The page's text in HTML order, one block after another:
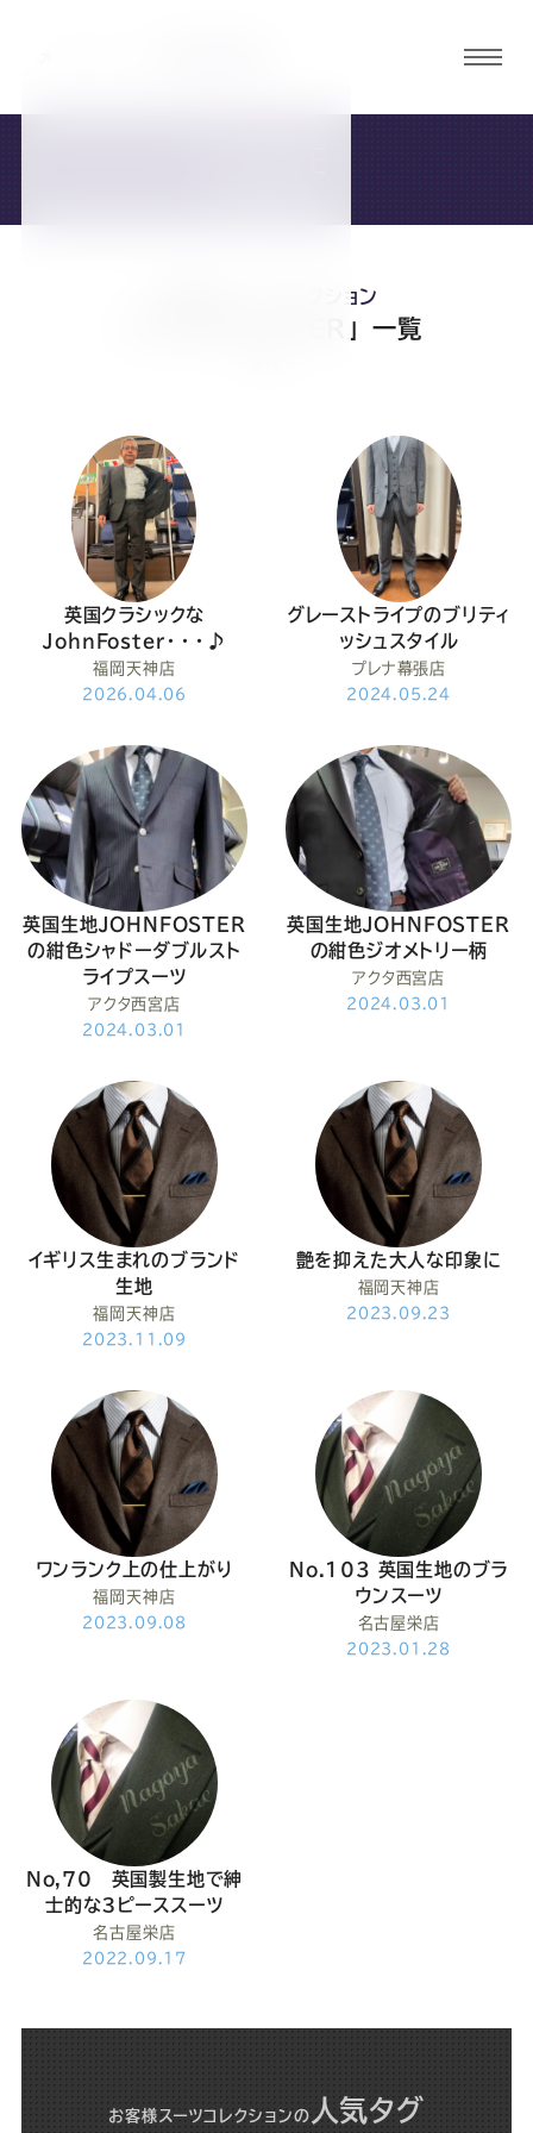
ダ
ー
ス
ー
ツ
SADA
の
公
式
Youtube
ダ
ー
ス
ー
ツ
SADA
の
公
式
Facebook
SADA
の
公
Twitter
ス
SADA
の
公
Instagram
オ
ダ
ー
ス
ー
ツ
SADA
の
公
式
LINE
お客様スーツコレクション
「#JOHNFOSTER」 一覧
英国クラシックな
JohnFoster・・・♪
福岡天神店
2026.04.06
グレーストライプのブリティ
ッシュスタイル
プレナ幕張店
2024.05.24
英国生地JOHNFOSTER
の紺色シャドーダブルスト
ライプスーツ
アクタ西宮店
2024.03.01
英国生地JOHNFOSTER
の紺色ジオメトリー柄
アクタ西宮店
2024.03.01
イギリス生まれのブランド
生地
福岡天神店
2023.11.09
艶を抑えた大人な印象に
福岡天神店
2023.09.23
ワンランク上の仕上がり
福岡天神店
2023.09.08
No.103 英国生地のブラ
ウンスーツ
名古屋栄店
2023.01.28
No,70 英国製生地で紳
士的な３ピーススーツ
名古屋栄店
2022.09.17
お客様スーツコレクションの 人気タグ